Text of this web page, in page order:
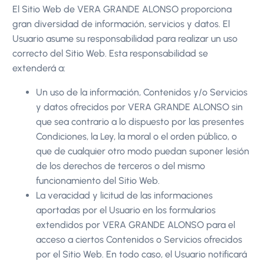
El Sitio Web de VERA GRANDE ALONSO proporciona
gran diversidad de información, servicios y datos. El
Usuario asume su responsabilidad para realizar un uso
correcto del Sitio Web. Esta responsabilidad se
extenderá a:
Un uso de la información, Contenidos y/o Servicios
y datos ofrecidos por VERA GRANDE ALONSO sin
que sea contrario a lo dispuesto por las presentes
Condiciones, la Ley, la moral o el orden público, o
que de cualquier otro modo puedan suponer lesión
de los derechos de terceros o del mismo
funcionamiento del Sitio Web.
La veracidad y licitud de las informaciones
aportadas por el Usuario en los formularios
extendidos por VERA GRANDE ALONSO para el
acceso a ciertos Contenidos o Servicios ofrecidos
por el Sitio Web. En todo caso, el Usuario notificará